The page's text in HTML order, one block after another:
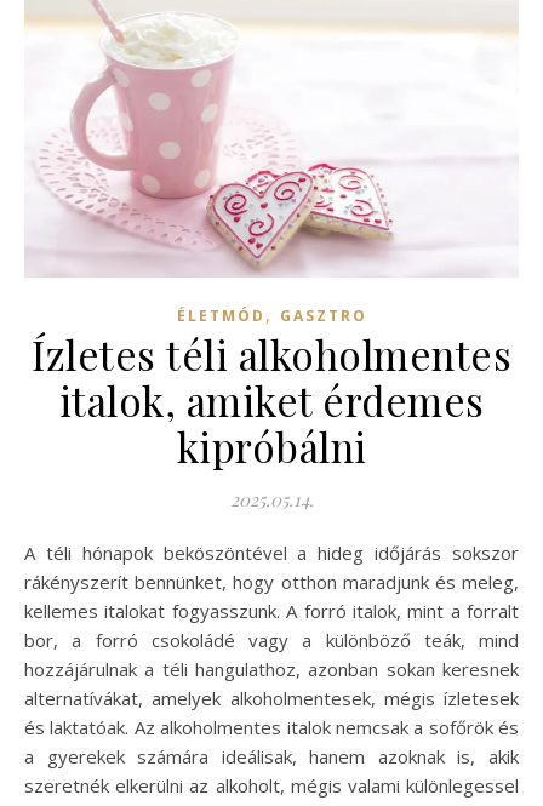
ÉLETMÓD , GASZTRO
Ízletes téli alkoholmentes
italok, amiket érdemes
kipróbálni
2025.05.14.
A téli hónapok beköszöntével a hideg időjárás sokszor
rákényszerít bennünket, hogy otthon maradjunk és meleg,
kellemes italokat fogyasszunk. A forró italok, mint a forralt
bor, a forró csokoládé vagy a különböző teák, mind
hozzájárulnak a téli hangulathoz, azonban sokan keresnek
alternatívákat, amelyek alkoholmentesek, mégis ízletesek
és laktatóak. Az alkoholmentes italok nemcsak a sofőrök és
a gyerekek számára ideálisak, hanem azoknak is, akik
szeretnék elkerülni az alkoholt, mégis valami különlegessel